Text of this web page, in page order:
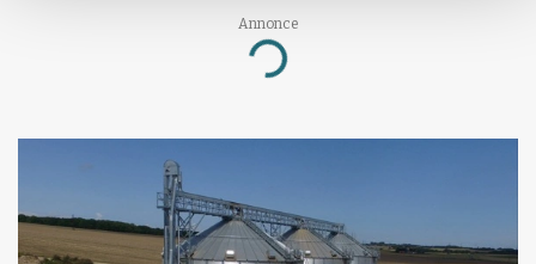
Annonce
Loading...